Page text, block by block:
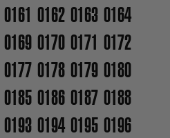
0161 0162 0163 0164
0169 0170 0171 0172
0177 0178 0179 0180
0185 0186 0187 0188
0193 0194 0195 0196